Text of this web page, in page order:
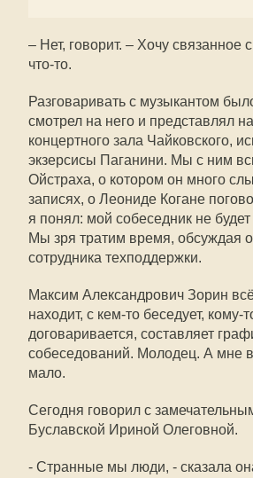
– Нет, говорит. – Хочу связанное
что-то.
Разговаривать с музыкантом
смотрел на него и представлял
концертного зала Чайковского,
экзерсисы Паганини. Мы с ним
Ойстраха, о котором он много
записях, о Леониде Когане
я понял: мой собеседник не будет
Мы зря тратим время, обсуждая
сотрудника техподдержки.
Максим Александрович Зорин
находит, с кем-то беседует, кому-
договаривается, составляет
собеседований. Молодец. А мне
мало.
Сегодня говорил с
Буславской Ириной Олеговной.
- Странные мы люди, - сказала